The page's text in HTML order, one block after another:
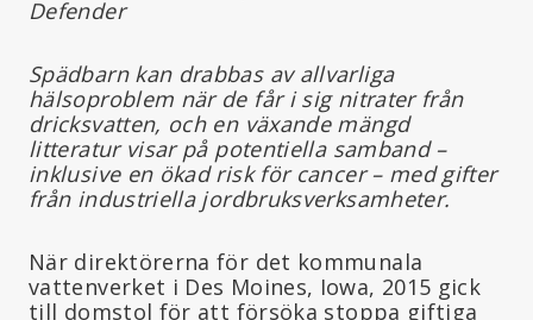
Defender
Spädbarn kan drabbas av allvarliga
hälsoproblem när de får i sig nitrater från
dricksvatten, och en växande mängd
litteratur visar på potentiella samband –
inklusive en ökad risk för cancer – med gifter
från industriella jordbruksverksamheter.
När direktörerna för det kommunala
vattenverket i Des Moines, Iowa, 2015 gick
till domstol för att försöka stoppa giftiga